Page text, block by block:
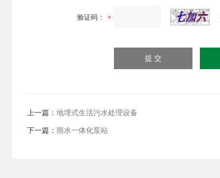
验证码：
上一篇： 地埋式生活污水处理设备
下一篇： 雨水一体化泵站